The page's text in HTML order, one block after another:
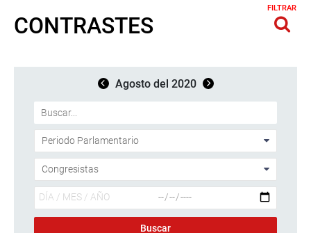
CONTRASTES
FILTRAR
Agosto del 2020